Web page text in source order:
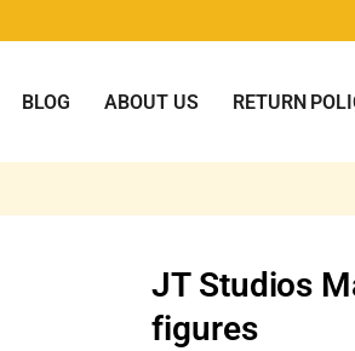
BLOG ABOUT US RETURN
JT Studios
figures